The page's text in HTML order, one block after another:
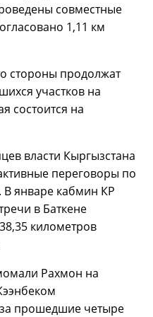
совместные
1,11 км
стороны продолжат
участков на
состоится на
власти Кыргызстана
переговоры по
В январе кабмин КР
в Баткене
километров
Рахмон на
прошедшие четыре